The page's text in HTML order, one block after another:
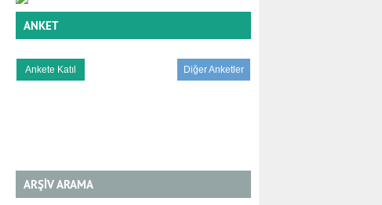
ANKET
Diğer Anketler
ARŞİV ARAMA